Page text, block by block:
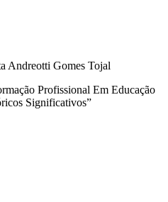
Andreotti Gomes Tojal
Profissional Em Educação
Significativos”